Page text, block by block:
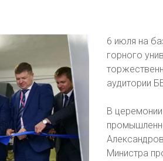
6 июля на
горного
аудитории
В церемонии
Министра